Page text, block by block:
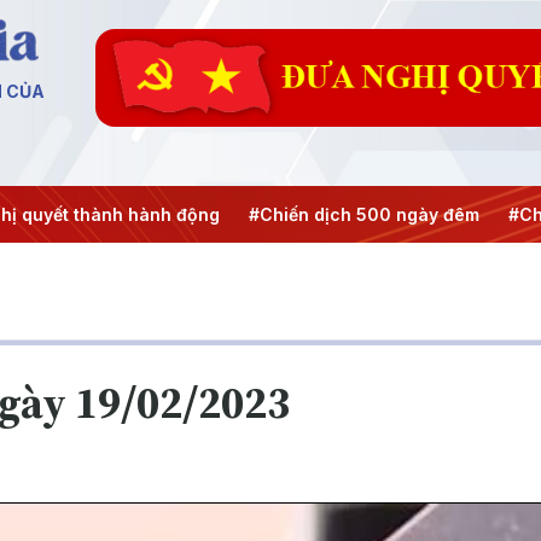
CỦA
thành hành động #Chiến dịch 500 ngày đêm
19/02/2023